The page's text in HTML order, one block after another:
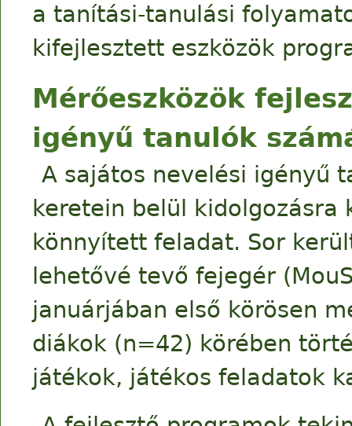
a tanítási-tanulási
kifejlesztett eszközök
Mérőeszközök
igényű tanulók
A sajátos nevelési igényű
keretein belül
könnyített feladat. Sor
lehetővé tevő fejegér
januárjában első körösen
diákok (n=42) körében
játékok, játékos feladatok